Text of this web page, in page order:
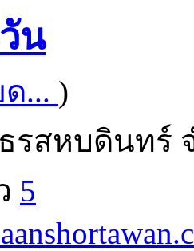
น
... )
รสหบดินทร์
5